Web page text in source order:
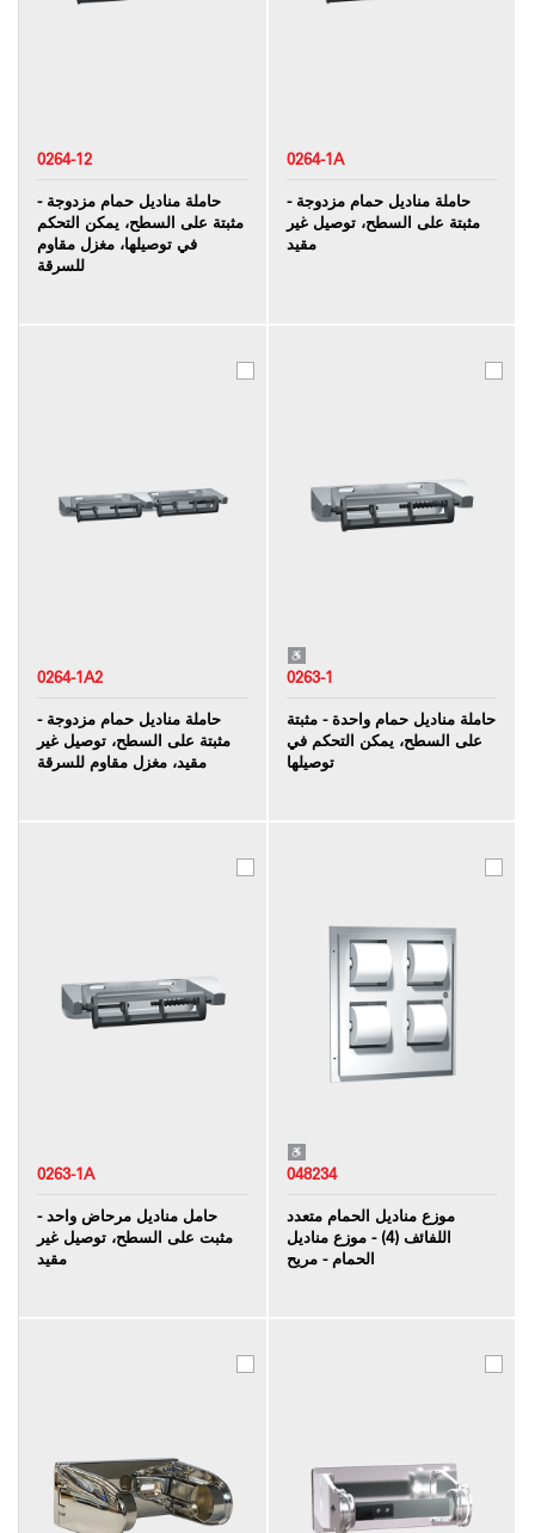
0264-12
حاملة مناديل حمام مزدوجة -
مثبتة على السطح، يمكن التحكم
في توصيلها، مغزل مقاوم
للسرقة
0264-1A
حاملة مناديل حمام مزدوجة -
مثبتة على السطح، توصيل غير
مقيد
0264-1A2
حاملة مناديل حمام مزدوجة -
مثبتة على السطح، توصيل غير
مقيد، مغزل مقاوم للسرقة
0263-1
حاملة مناديل حمام واحدة - مثبتة
على السطح، يمكن التحكم في
توصيلها
0263-1A
حامل مناديل مرحاض واحد -
مثبت على السطح، توصيل غير
مقيد
048234
موزع مناديل الحمام متعدد
اللفائف (4) - موزع مناديل
الحمام - مريح